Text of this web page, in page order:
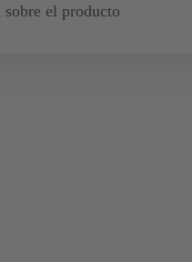
sobre el producto